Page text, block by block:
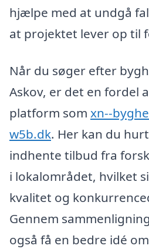
hjælpe med at undgå
at projektet lever op til
Når du søger efter
Askov, er det en fordel
platform som xn--
w5b.dk. Her kan du
indhente tilbud fra
i lokalområdet, hvilket
kvalitet og
Gennem
også få en bedre idé